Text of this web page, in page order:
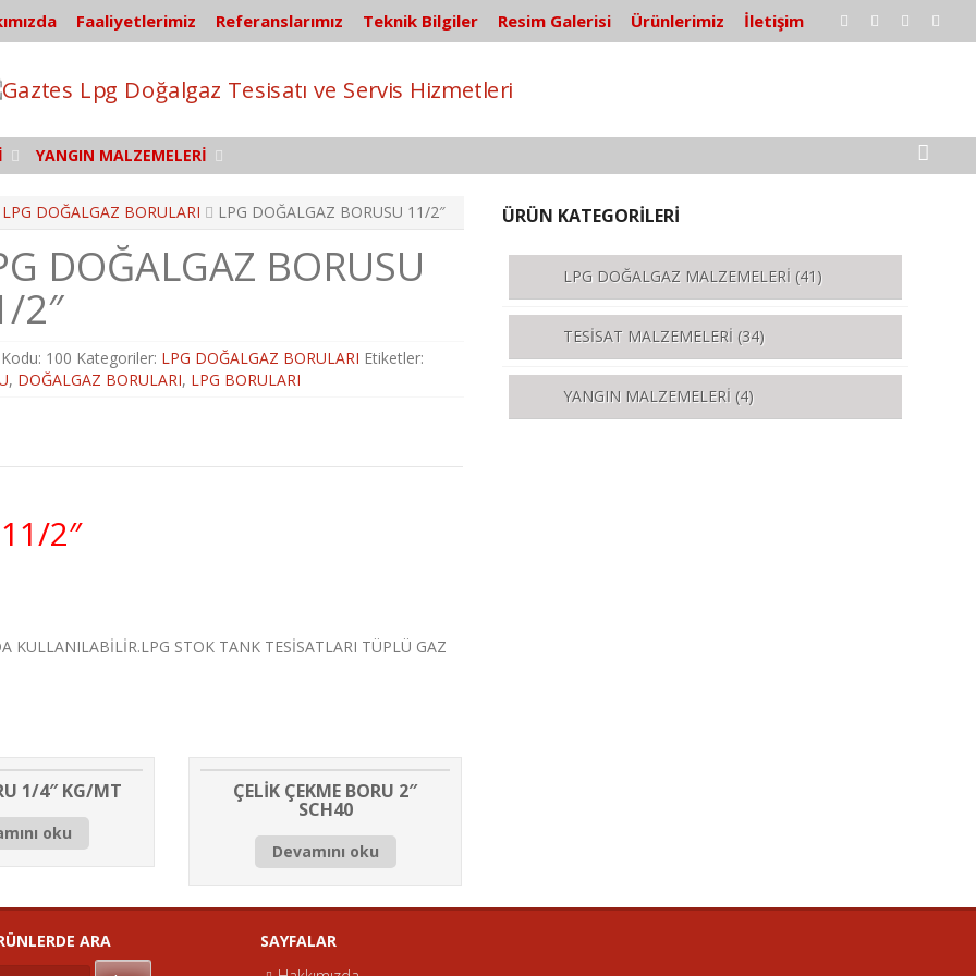
Faaliyetlerimiz Referanslarımız Teknik Bilgiler Resim Galerisi Ürünlerimiz İletişim
YANGIN MALZEMELERİ
LPG DOĞALGAZ BORULARI LPG DOĞALGAZ BORUSU 11/2″
DOĞALGAZ BORUSU
2″
100 Kategoriler: LPG DOĞALGAZ BORULARI Etiketler:
, DOĞALGAZ BORULARI, LPG BORULARI
2″
KULLANILABİLİR.LPG STOK TANK TESİSATLARI TÜPLÜ GAZ
1/4″ KG/MT
oku
ÇELİK ÇEKME BORU 2″
SCH40
Devamını oku
ÜRÜN KATEGORİLERİ
LPG DOĞALGAZ MALZEMELERİ (41)
TESİSAT MALZEMELERİ (34)
YANGIN MALZEMELERİ (4)
ARA
SAYFALAR